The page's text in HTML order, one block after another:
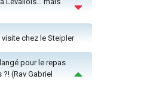
chez le Steipler
pour le repas
(Rav Gabriel